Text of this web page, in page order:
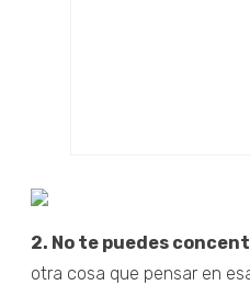
2. No te puedes
otra cosa que pensar en